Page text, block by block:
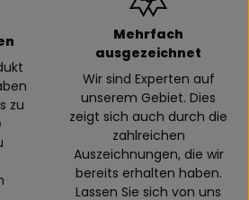
zu
Mehrfach
ausgezeichnet
Wir sind Experten auf
unserem Gebiet. Dies
zeigt sich auch durch die
zahlreichen
Auszeichnungen, die wir
bereits erhalten haben.
Lassen Sie sich von uns